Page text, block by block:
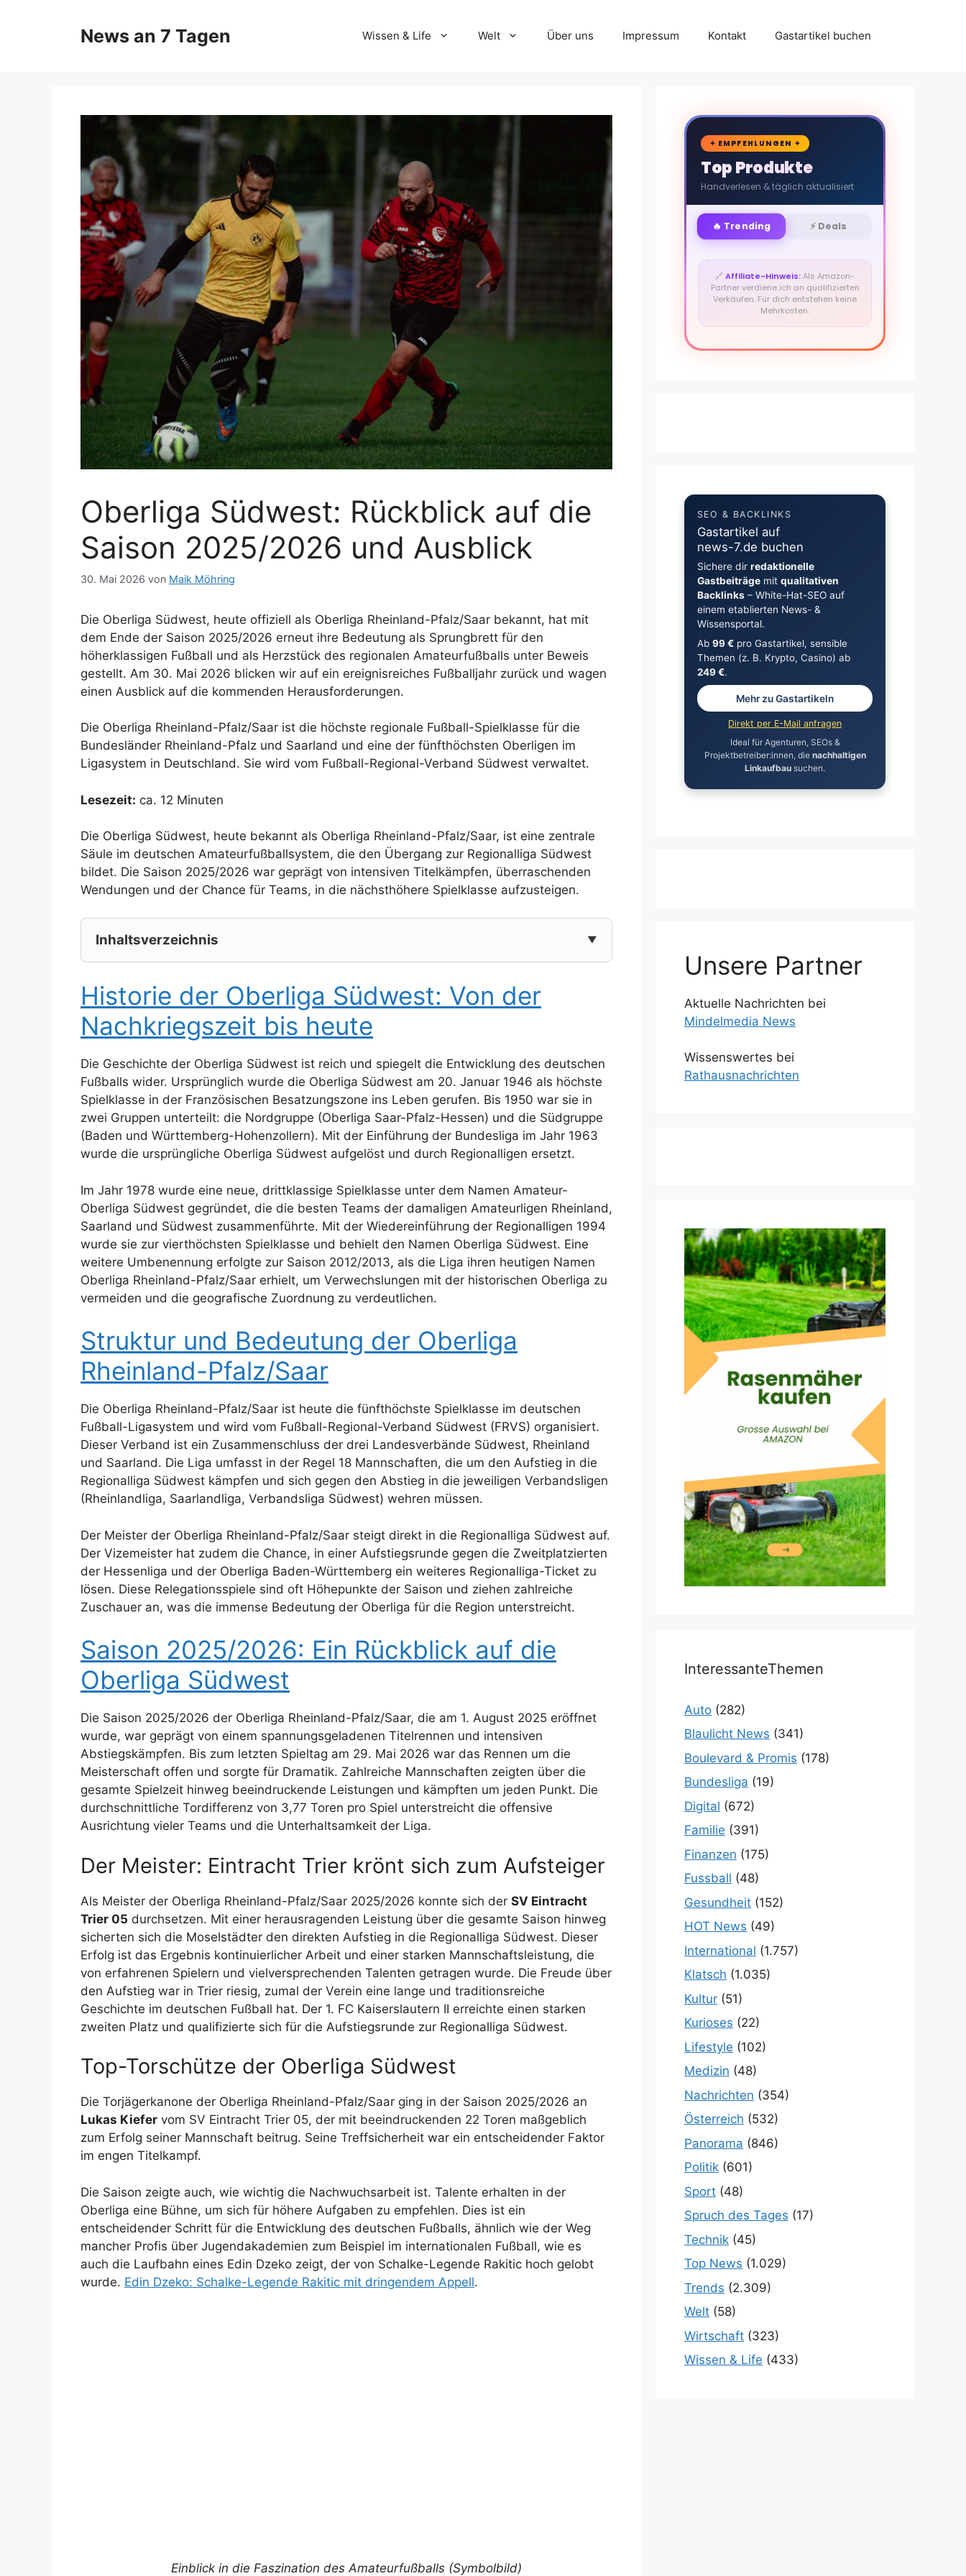
News an 7 Tagen Wissen & Life Welt Über uns Impressum Kontakt Gastartikel buchen
Oberliga Südwest: Rückblick auf die
Saison 2025/2026 und Ausblick
30. Mai 2026 von Maik Möhring
Die Oberliga Südwest, heute offiziell als Oberliga Rheinland-Pfalz/Saar bekannt, hat mit
dem Ende der Saison 2025/2026 erneut ihre Bedeutung als Sprungbrett für den
höherklassigen Fußball und als Herzstück des regionalen Amateurfußballs unter Beweis
gestellt. Am 30. Mai 2026 blicken wir auf ein ereignisreiches Fußballjahr zurück und wagen
einen Ausblick auf die kommenden Herausforderungen.
Die Oberliga Rheinland-Pfalz/Saar ist die höchste regionale Fußball-Spielklasse für die
Bundesländer Rheinland-Pfalz und Saarland und eine der fünfthöchsten Oberligen im
Ligasystem in Deutschland. Sie wird vom Fußball-Regional-Verband Südwest verwaltet.
Lesezeit: ca. 12 Minuten
Die Oberliga Südwest, heute bekannt als Oberliga Rheinland-Pfalz/Saar, ist eine zentrale
Säule im deutschen Amateurfußballsystem, die den Übergang zur Regionalliga Südwest
bildet. Die Saison 2025/2026 war geprägt von intensiven Titelkämpfen, überraschenden
Wendungen und der Chance für Teams, in die nächsthöhere Spielklasse aufzusteigen.
Inhaltsverzeichnis
Historie der Oberliga Südwest: Von der
Nachkriegszeit bis heute
Die Geschichte der Oberliga Südwest ist reich und spiegelt die Entwicklung des deutschen
Fußballs wider. Ursprünglich wurde die Oberliga Südwest am 20. Januar 1946 als höchste
Spielklasse in der Französischen Besatzungszone ins Leben gerufen. Bis 1950 war sie in
zwei Gruppen unterteilt: die Nordgruppe (Oberliga Saar-Pfalz-Hessen) und die Südgruppe
(Baden und Württemberg-Hohenzollern). Mit der Einführung der Bundesliga im Jahr 1963
wurde die ursprüngliche Oberliga Südwest aufgelöst und durch Regionalligen ersetzt.
Im Jahr 1978 wurde eine neue, drittklassige Spielklasse unter dem Namen Amateur-
Oberliga Südwest gegründet, die die besten Teams der damaligen Amateurligen Rheinland,
Saarland und Südwest zusammenführte. Mit der Wiedereinführung der Regionalligen 1994
wurde sie zur vierthöchsten Spielklasse und behielt den Namen Oberliga Südwest. Eine
weitere Umbenennung erfolgte zur Saison 2012/2013, als die Liga ihren heutigen Namen
Oberliga Rheinland-Pfalz/Saar erhielt, um Verwechslungen mit der historischen Oberliga zu
vermeiden und die geografische Zuordnung zu verdeutlichen.
Struktur und Bedeutung der Oberliga
Rheinland-Pfalz/Saar
Die Oberliga Rheinland-Pfalz/Saar ist heute die fünfthöchste Spielklasse im deutschen
Fußball-Ligasystem und wird vom Fußball-Regional-Verband Südwest (FRVS) organisiert.
Dieser Verband ist ein Zusammenschluss der drei Landesverbände Südwest, Rheinland
und Saarland. Die Liga umfasst in der Regel 18 Mannschaften, die um den Aufstieg in die
Regionalliga Südwest kämpfen und sich gegen den Abstieg in die jeweiligen Verbandsligen
(Rheinlandliga, Saarlandliga, Verbandsliga Südwest) wehren müssen.
Der Meister der Oberliga Rheinland-Pfalz/Saar steigt direkt in die Regionalliga Südwest auf.
Der Vizemeister hat zudem die Chance, in einer Aufstiegsrunde gegen die Zweitplatzierten
der Hessenliga und der Oberliga Baden-Württemberg ein weiteres Regionalliga-Ticket zu
lösen. Diese Relegationsspiele sind oft Höhepunkte der Saison und ziehen zahlreiche
Zuschauer an, was die immense Bedeutung der Oberliga für die Region unterstreicht.
Saison 2025/2026: Ein Rückblick auf die
Oberliga Südwest
Die Saison 2025/2026 der Oberliga Rheinland-Pfalz/Saar, die am 1. August 2025 eröffnet
wurde, war geprägt von einem spannungsgeladenen Titelrennen und intensiven
Abstiegskämpfen. Bis zum letzten Spieltag am 29. Mai 2026 war das Rennen um die
Meisterschaft offen und sorgte für Dramatik. Zahlreiche Mannschaften zeigten über die
gesamte Spielzeit hinweg beeindruckende Leistungen und kämpften um jeden Punkt. Die
durchschnittliche Tordifferenz von 3,77 Toren pro Spiel unterstreicht die offensive
Ausrichtung vieler Teams und die Unterhaltsamkeit der Liga.
Der Meister: Eintracht Trier krönt sich zum Aufsteiger
Als Meister der Oberliga Rheinland-Pfalz/Saar 2025/2026 konnte sich der SV Eintracht
Trier 05 durchsetzen. Mit einer herausragenden Leistung über die gesamte Saison hinweg
sicherten sich die Moselstädter den direkten Aufstieg in die Regionalliga Südwest. Dieser
Erfolg ist das Ergebnis kontinuierlicher Arbeit und einer starken Mannschaftsleistung, die
von erfahrenen Spielern und vielversprechenden Talenten getragen wurde. Die Freude über
den Aufstieg war in Trier riesig, zumal der Verein eine lange und traditionsreiche
Geschichte im deutschen Fußball hat. Der 1. FC Kaiserslautern II erreichte einen starken
zweiten Platz und qualifizierte sich für die Aufstiegsrunde zur Regionalliga Südwest.
Top-Torschütze der Oberliga Südwest
Die Torjägerkanone der Oberliga Rheinland-Pfalz/Saar ging in der Saison 2025/2026 an
Lukas Kiefer vom SV Eintracht Trier 05, der mit beeindruckenden 22 Toren maßgeblich
zum Erfolg seiner Mannschaft beitrug. Seine Treffsicherheit war ein entscheidender Faktor
im engen Titelkampf.
Die Saison zeigte auch, wie wichtig die Nachwuchsarbeit ist. Talente erhalten in der
Oberliga eine Bühne, um sich für höhere Aufgaben zu empfehlen. Dies ist ein
entscheidender Schritt für die Entwicklung des deutschen Fußballs, ähnlich wie der Weg
mancher Profis über Jugendakademien zum Beispiel im internationalen Fußball, wie es
auch die Laufbahn eines Edin Dzeko zeigt, der von Schalke-Legende Rakitic hoch gelobt
wurde. Edin Dzeko: Schalke-Legende Rakitic mit dringendem Appell.
Einblick in die Faszination des Amateurfußballs (Symbolbild)
🛒
✦ EMPFEHLUNGEN ✦
Top Produkte
Handverlesen & täglich aktualisiert
🔥 Trending ⚡ Deals
🔗Affiliate-Hinweis:Als Amazon-
Partner verdiene ich an qualifizierten
Verkäufen. Für dich entstehen keine
Mehrkosten.
SEO & BACKLINKS
Gastartikel auf
news-7.de buchen
Sichere dir redaktionelle
Gastbeiträgemit qualitativen
Backlinks– White-Hat-SEO auf
einem etablierten News- &
Wissensportal.
Ab 99 €pro Gastartikel, sensible
Themen (z. B. Krypto, Casino) ab
249 €.
Mehr zu Gastartikeln
Direkt per E-Mail anfragen
Ideal für Agenturen, SEOs &
Projektbetreiber:innen, die nachhaltigen
Linkaufbau suchen.
Unsere Partner
Aktuelle Nachrichten bei
Mindelmedia News
Wissenswertes bei
Rathausnachrichten
InteressanteThemen
Auto (282)
Blaulicht News (341)
Boulevard & Promis (178)
Bundesliga (19)
Digital (672)
Familie (391)
Finanzen (175)
Fussball (48)
Gesundheit (152)
HOT News (49)
International (1.757)
Klatsch (1.035)
Kultur (51)
Kurioses (22)
Lifestyle (102)
Medizin (48)
Nachrichten (354)
Österreich (532)
Panorama (846)
Politik (601)
Sport (48)
Spruch des Tages (17)
Technik (45)
Top News (1.029)
Trends (2.309)
Welt (58)
Wirtschaft (323)
Wissen & Life (433)